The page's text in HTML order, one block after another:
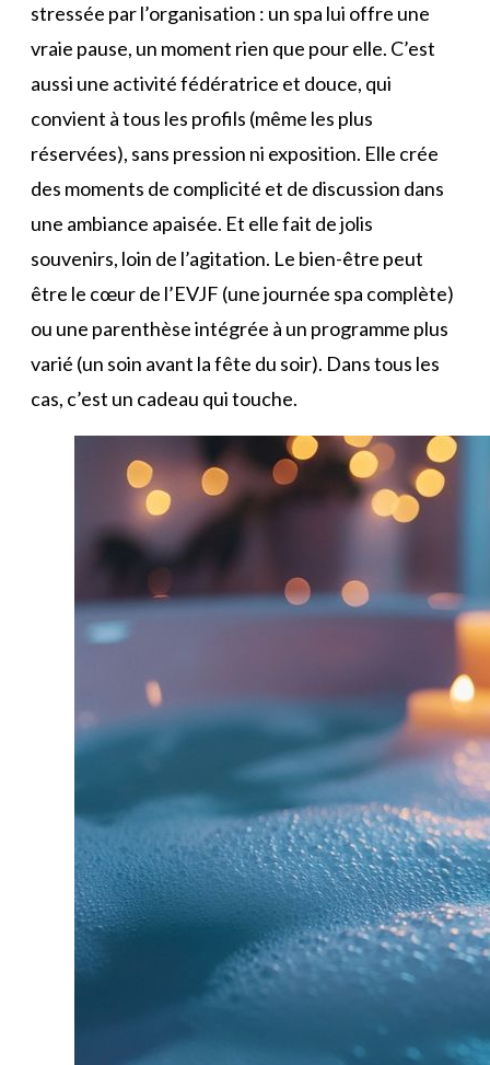
stressée par l’organisation : un spa lui offre une
vraie pause, un moment rien que pour elle. C’est
aussi une activité fédératrice et douce, qui
convient à tous les profils (même les plus
réservées), sans pression ni exposition. Elle crée
des moments de complicité et de discussion dans
une ambiance apaisée. Et elle fait de jolis
souvenirs, loin de l’agitation. Le bien-être peut
être le cœur de l’EVJF (une journée spa complète)
ou une parenthèse intégrée à un programme plus
varié (un soin avant la fête du soir). Dans tous les
cas, c’est un cadeau qui touche.